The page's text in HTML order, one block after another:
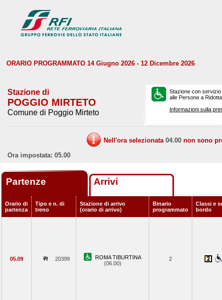
ORARIO PROGRAMMATO 14 Giugno 2026 - 12 Dicembre 2026
Stazione di
POGGIO MIRTETO
Comune di Poggio Mirteto
Stazione con
alle Persone a
Informazioni sulla
Nell'ora selezionata 04.00 non sono
Ora impostata: 05.00
Partenze Arrivi
Orario di
partenza
Tipo e n. di
treno
Stazione di arrivo
(orario di arrivo)
Binario
programmato
Classi e
bordo
05.09 20399
ROMA TIBURTINA
(06.00)
2